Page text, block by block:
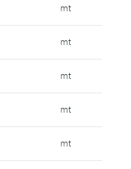
mt
mt
mt
mt
mt